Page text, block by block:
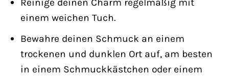
einem weichen Tuch.
Bewahre deinen Schmuck an einem
trockenen und dunklen Ort auf, am besten
in einem Schmuckkästchen oder einem